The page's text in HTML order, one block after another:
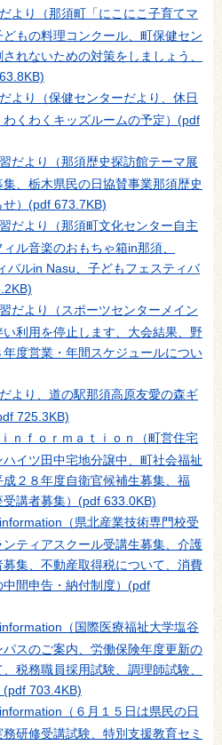
より（那須町「にこにこ子育てマ
もの料理コンクール、町保健セン
れないための対策をしましょう、
より（保健センターだより、休日
くわくキッズルームの予定） (pdf
だより（那須歴史探訪館テーマ展
、栃木県民の日協賛事業那須歴史
） (pdf 673.7KB)
だより（那須町文化センター自主
ル音楽のおもちゃ箱in那須、
バルin Nasu、子どもフェスティバ
だより（スポーツセンターメイン
利用を停止します、大会結果、野
度営業・年間スケジュールについ
より、道の駅那須高原友愛の森ギ
725.3KB)
ｎｆｏｒｍａｔｉｏｎ（町営住宅
イツ田中宅地分譲中、町社会福祉
２８年度自衛官候補生募集、福
講者募集） (pdf 633.0KB)
（県北産業技術専門校受
ティアスクール受講生募集、介護
集、不動産取得税について、消費
間申告・納付制度） (pdf
（国際医療福祉大学塩谷
スのご案内、労働保険年度更新の
税務職員採用試験、調理師試験、
(pdf 703.4KB)
（６月１５日は県民の日
研修受講試験、特別支援教育セミ